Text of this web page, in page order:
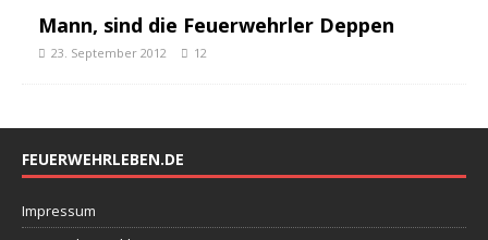
Mann, sind die Feuerwehrler Deppen
23. September 2012 12
FEUERWEHRLEBEN.DE
Impressum